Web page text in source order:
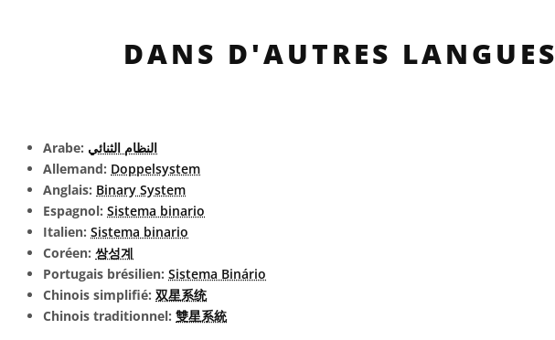
DANS D'AUTRES LANGUES
Arabe: النظام الثنائي
Allemand: Doppelsystem
Anglais: Binary System
Espagnol: Sistema binario
Italien: Sistema binario
Coréen: 쌍성계
Portugais brésilien: Sistema Binário
Chinois simplifié: 双星系统
Chinois traditionnel: 雙星系統